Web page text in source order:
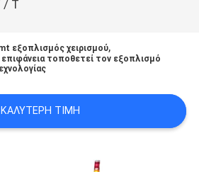
/ T
εξοπλισμός χειρισμού,
επιφάνεια τοποθετεί τον εξοπλισμό
ΚΑΛΎΤΕΡΗ ΤΙΜΉ